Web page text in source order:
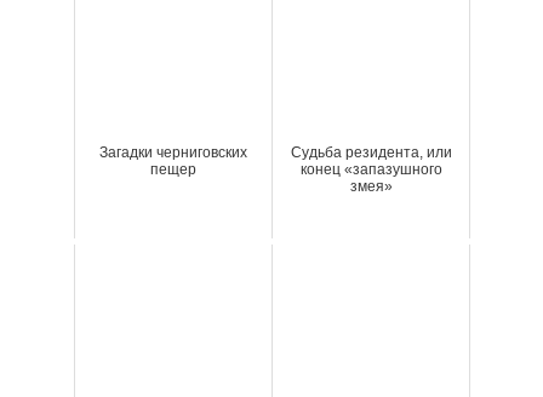
Загадки черниговских
пещер
Судьба резидента, или
конец «запазушного
змея»